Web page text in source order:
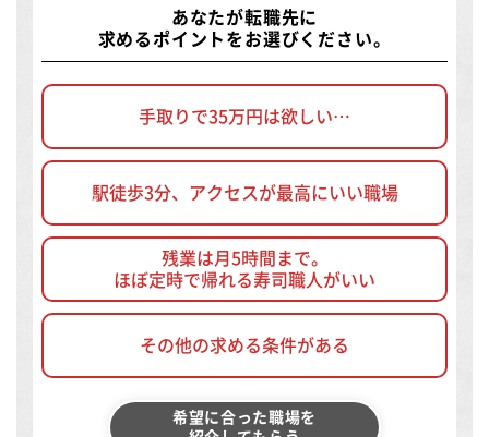
あなたが転職先に
求めるポイントをお選びください。
手取りで35万円は欲しい…
駅徒歩3分、アクセスが最高にいい職場
残業は月5時間まで。
ほぼ定時で帰れる寿司職人がいい
その他の求める条件がある
希望に合った職場を